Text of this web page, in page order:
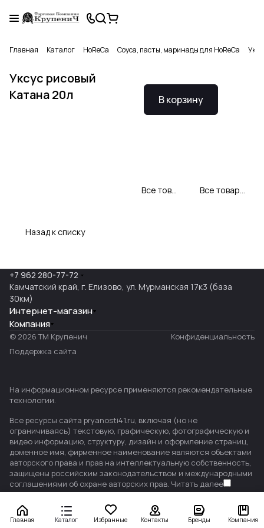
Главная Каталог HoReCa Соуса, пасты, маринады для HoReCa
Уксус рисовый
Катана 20л
В корзину
Все товары KATANA Все товары категории
Назад к списку
Главная Каталог Избранные Контакты Бренды Компания
+7 962 280-77-72
Камчатский край, г. Елизово, ул. Мурманская 17к3 (база
30км)
Интернет-магазин
Компания
© 2026 ТМ Крупенич
Конфиденциальность
Поддержка сайта
На информационном ресурсе применяются рекомендательные
технологии.
Все ресурсы сайта pryanosti41.ru, включая (но не
ограничиваясь) текстовую, графическую, фотографическую и
видео информацию, структуру, дизайн и оформление страниц,
доменное имя, фирменное наименование являются объектами
авторского права и прав на интеллектуальную собственность,
защищены российским законодательством и международными
соглашениями об охране авторских прав. Читать далее